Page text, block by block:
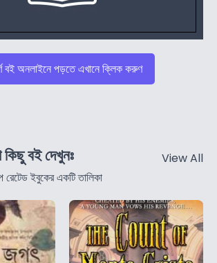
বই অনলাইনে পড়তে এখানে ক্লিক করুণ
বই দেখুনঃ
ইবুকের একটি তালিকা
View All